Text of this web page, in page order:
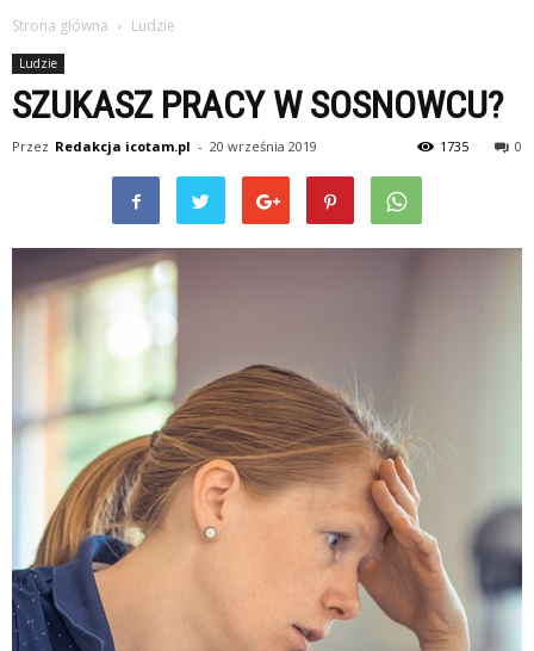
Strona główna Ludzie
Ludzie
SZUKASZ PRACY W SOSNOWCU?
Przez Redakcja icotam.pl - 20 września 2019 0
1735